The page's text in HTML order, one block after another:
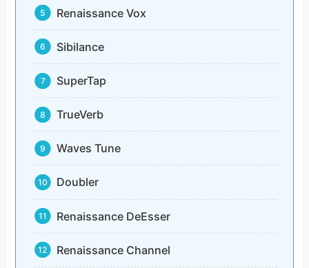
Renaissance Vox
Sibilance
SuperTap
TrueVerb
Waves Tune
Doubler
Renaissance DeEsser
Renaissance Channel